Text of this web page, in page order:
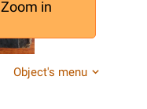
Zoom in
Object's menu